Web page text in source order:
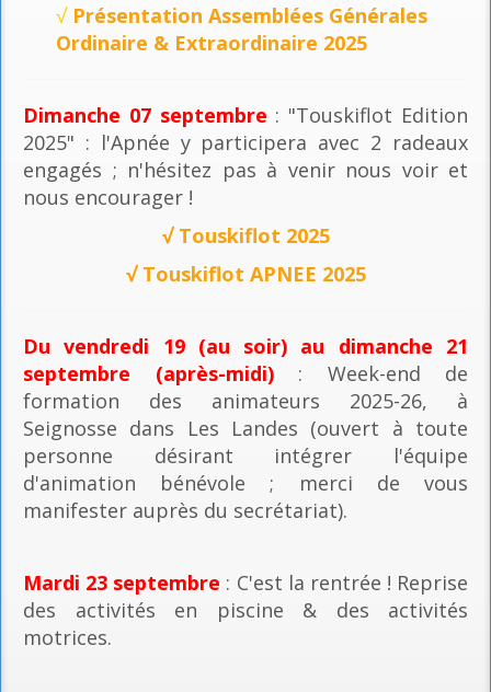
√ Présentation Assemblées Générales
Ordinaire & Extraordinaire 2025
Dimanche 07 septembre : "Touskiflot Edition
2025" : l'Apnée y participera avec 2 radeaux
engagés ; n'hésitez pas à venir nous voir et
nous encourager !
√ Touskiflot 2025
√ Touskiflot APNEE 2025
Du vendredi 19 (au soir) au dimanche 21
septembre (après-midi): Week-end de
formation des animateurs 2025-26, à
Seignosse dans Les Landes (ouvert à toute
personne désirant intégrer l'équipe
d'animation bénévole ; merci de vous
manifester auprès du secrétariat).
Mardi 23 septembre : C'est la rentrée ! Reprise
des activités en piscine & des activités
motrices.